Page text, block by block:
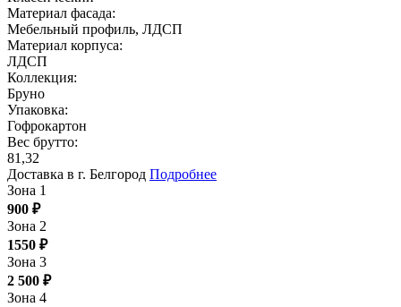
Материал фасада:
Мебельный профиль, ЛДСП
Материал корпуса:
ЛДСП
Коллекция:
Бруно
Упаковка:
Гофрокартон
Вес брутто:
81,32
Доставка в г. Белгород Подробнее
Зона 1
900 ₽
Зона 2
1550 ₽
Зона 3
2 500 ₽
Зона 4